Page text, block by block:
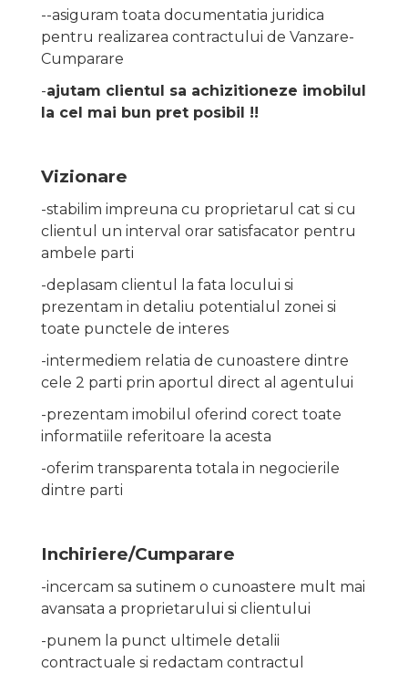
--asiguram toata documentatia juridica
pentru realizarea contractului de Vanzare-
Cumparare
-ajutam clientul sa achizitioneze imobilul
la cel mai bun pret posibil !!
Vizionare
-stabilim impreuna cu proprietarul cat si cu
clientul un interval orar satisfacator pentru
ambele parti
-deplasam clientul la fata locului si
prezentam in detaliu potentialul zonei si
toate punctele de interes
-intermediem relatia de cunoastere dintre
cele 2 parti prin aportul direct al agentului
-prezentam imobilul oferind corect toate
informatiile referitoare la acesta
-oferim transparenta totala in negocierile
dintre parti
Inchiriere/Cumparare
-incercam sa sutinem o cunoastere mult mai
avansata a proprietarului si clientului
-punem la punct ultimele detalii
contractuale si redactam contractul